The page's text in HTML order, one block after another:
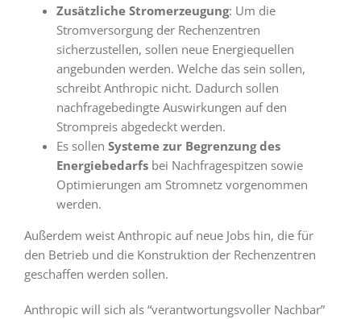
Zusätzliche Stromerzeugung: Um die
Stromversorgung der Rechenzentren
sicherzustellen, sollen neue Energiequellen
angebunden werden. Welche das sein sollen,
schreibt Anthropic nicht. Dadurch sollen
nachfragebedingte Auswirkungen auf den
Strompreis abgedeckt werden.
Es sollen Systeme zur Begrenzung des
Energiebedarfsbei Nachfragespitzen sowie
Optimierungen am Stromnetz vorgenommen
werden.
Außerdem weist Anthropic auf neue Jobs hin, die für
den Betrieb und die Konstruktion der Rechenzentren
geschaffen werden sollen.
Anthropic will sich als “verantwortungsvoller Nachbar”